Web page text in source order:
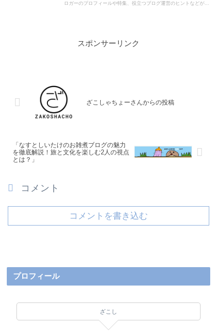
ロガーのプロフィールや特集、役立つブログ運営のヒントなどが満
スポンサーリンク
ざこしゃちょーさんからの投稿
「なすとしいたけのお雑煮ブログの魅力
を徹底解説！旅と文化を楽しむ2人の視点
とは？」
コメント
コメントを書き込む
プロフィール
ざこし